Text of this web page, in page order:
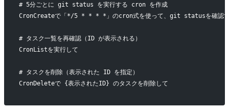
# 5分ごとに git status を実行する cron を作成
CronCreateで「*/5 * * * *」のcron式を使って、git statusを確認す
# タスク一覧を再確認（ID が表示される）
CronListを実行して
# タスクを削除（表示された ID を指定）
CronDeleteで {表示されたID} のタスクを削除して